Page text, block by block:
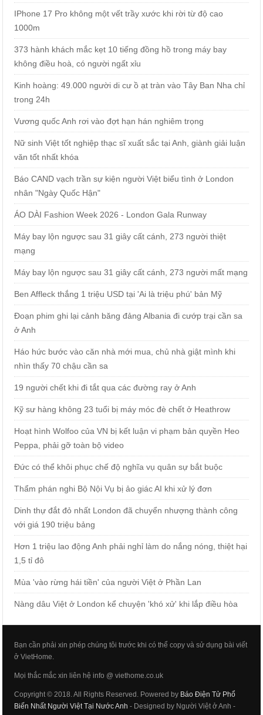
IPhone 17 Pro không một vết trầy xước khi rời từ độ cao
1000m
373 hành khách mắc kẹt 10 tiếng đồng hồ trong máy bay
không điều hoà, có người ngất xỉu
Kinh hoàng: 49.000 người di cư ồ ạt tràn vào Tây Ban Nha chỉ
trong 24h
Vương quốc Anh rơi vào đợt hạn hán nghiêm trọng
Nữ sinh Việt tốt nghiệp thạc sĩ xuất sắc tại Anh, giành giải luận
văn tốt nhất khóa
Báo CAND vạch trần sự kiện người Việt biểu tình ở London
nhân "Ngày Quốc Hận"
ÁO DÀI Fashion Week 2026 - London Gala Runway
Máy bay lộn ngược sau 31 giây cất cánh, 273 người thiệt
mạng
Máy bay lộn ngược sau 31 giây cất cánh, 273 người mất mạng
Ben Affleck thắng 1 triệu USD tại 'Ai là triệu phú' bản Mỹ
Đoạn phim ghi lại cảnh băng đảng Albania đi cướp trại cần sa
ở Anh
Háo hức bước vào căn nhà mới mua, chủ nhà giật mình khi
nhìn thấy 70 chậu cần sa
19 người chết khi đi tắt qua các đường ray ở Anh
Kỹ sư hàng không 23 tuổi bị máy móc đè chết ở Heathrow
Hoạt hình Wolfoo của VN bị kết luận vi phạm bản quyền Heo
Peppa, phải gỡ toàn bộ video
Đức có thể khôi phục chế độ nghĩa vụ quân sự bắt buộc
Thẩm phán nghi Bộ Nội Vụ bị ảo giác AI khi xử lý đơn
Dinh thự đắt đỏ nhất London đã chuyển nhượng thành công
với giá 190 triệu bảng
Hơn 1 triệu lao động Anh phải nghỉ làm do nắng nóng, thiệt hại
1,5 tỉ đô
Mùa 'vào rừng hái tiền' của người Việt ở Phần Lan
Nàng dâu Việt ở London kể chuyện 'khó xử' khi lắp điều hòa
Bạn cần phải xin phép chúng tôi trước khi có thể copy và sử dụng bài viết
ở VietHome.
Mọi thắc mắc xin liên hệ info @ viethome.co.uk
Copyright © 2018. All Rights Reserved. Powered by Báo Điện Tử Phổ
Biến Nhất Người Việt Tại Nước Anh - Designed by Người Việt ở Anh -